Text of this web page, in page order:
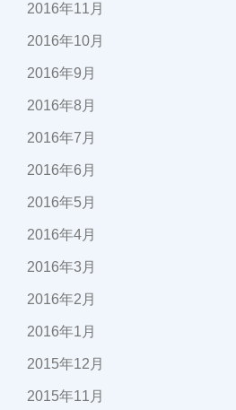
2016年11月
2016年10月
2016年9月
2016年8月
2016年7月
2016年6月
2016年5月
2016年4月
2016年3月
2016年2月
2016年1月
2015年12月
2015年11月